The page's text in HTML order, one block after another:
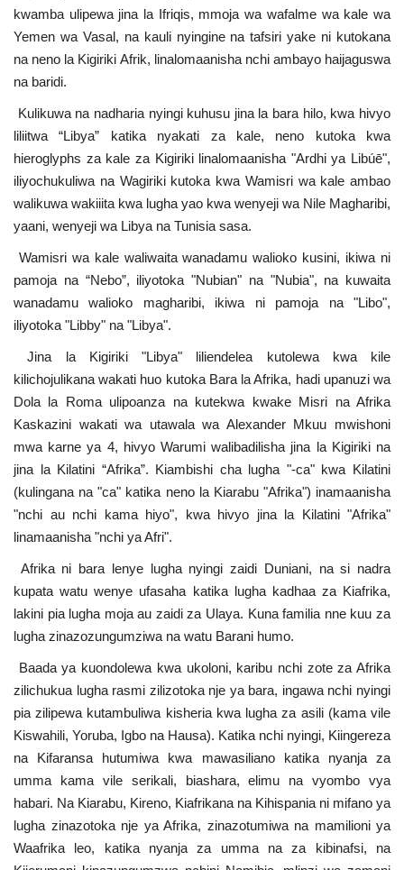
French Arabic
kwamba ulipewa jina la Ifriqis, mmoja wa wafalme wa kale wa
Yemen wa Vasal, na kauli nyingine na tafsiri yake ni kutokana
na neno la Kigiriki Afrik, linalomaanisha nchi ambayo haijaguswa
na baridi.
Kulikuwa na nadharia nyingi kuhusu jina la bara hilo, kwa hivyo
liliitwa “Libya” katika nyakati za kale, neno kutoka kwa
hieroglyphs za kale za Kigiriki linalomaanisha "Ardhi ya Libúē",
iliyochukuliwa na Wagiriki kutoka kwa Wamisri wa kale ambao
walikuwa wakiiita kwa lugha yao kwa wenyeji wa Nile Magharibi,
yaani, wenyeji wa Libya na Tunisia sasa.
Wamisri wa kale waliwaita wanadamu walioko kusini, ikiwa ni
pamoja na “Nebo”, iliyotoka "Nubian" na "Nubia", na kuwaita
wanadamu walioko magharibi, ikiwa ni pamoja na "Libo",
iliyotoka "Libby" na "Libya".
Jina la Kigiriki "Libya" liliendelea kutolewa kwa kile
kilichojulikana wakati huo kutoka Bara la Afrika, hadi upanuzi wa
Dola la Roma ulipoanza na kutekwa kwake Misri na Afrika
Kaskazini wakati wa utawala wa Alexander Mkuu mwishoni
mwa karne ya 4, hivyo Warumi walibadilisha jina la Kigiriki na
jina la Kilatini “Afrika”. Kiambishi cha lugha "-ca" kwa Kilatini
(kulingana na "ca" katika neno la Kiarabu "Afrika") inamaanisha
"nchi au nchi kama hiyo", kwa hivyo jina la Kilatini "Afrika"
linamaanisha "nchi ya Afri".
Afrika ni bara lenye lugha nyingi zaidi Duniani, na si nadra
kupata watu wenye ufasaha katika lugha kadhaa za Kiafrika,
lakini pia lugha moja au zaidi za Ulaya. Kuna familia nne kuu za
lugha zinazozungumziwa na watu Barani humo.
Baada ya kuondolewa kwa ukoloni, karibu nchi zote za Afrika
zilichukua lugha rasmi zilizotoka nje ya bara, ingawa nchi nyingi
pia zilipewa kutambuliwa kisheria kwa lugha za asili (kama vile
Kiswahili, Yoruba, Igbo na Hausa). Katika nchi nyingi, Kiingereza
na Kifaransa hutumiwa kwa mawasiliano katika nyanja za
umma kama vile serikali, biashara, elimu na vyombo vya
habari. Na Kiarabu, Kireno, Kiafrikana na Kihispania ni mifano ya
lugha zinazotoka nje ya Afrika, zinazotumiwa na mamilioni ya
Waafrika leo, katika nyanja za umma na za kibinafsi, na